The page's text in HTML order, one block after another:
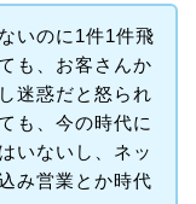
いのに1件1件飛
も、お客さんか
迷惑だと怒られ
も、今の時代に
いないし、ネッ
み営業とか時代